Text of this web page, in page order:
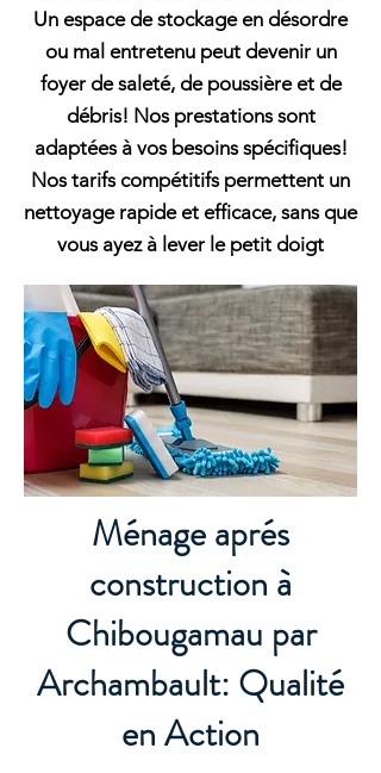
Un espace de stockage en désordre
ou mal entretenu peut devenir un
foyer de saleté, de poussière et de
débris! Nos prestations sont
adaptées à vos besoins spécifiques!
Nos tarifs compétitifs permettent un
nettoyage rapide et efficace, sans que
vous ayez à lever le petit doigt
Ménage aprés
construction à
Chibougamau par
Archambault: Qualité
en Action